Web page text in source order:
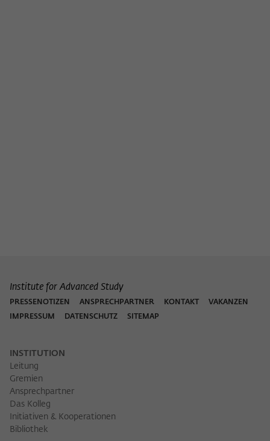
Institute for Advanced Study
PRESSENOTIZEN ANSPRECHPARTNER KONTAKT
VAKANZEN
IMPRESSUM
DATENSCHUTZ SITEMAP
INSTITUTION
Leitung
Gremien
Ansprechpartner
Das Kolleg
Initiativen & Kooperationen
Bibliothek